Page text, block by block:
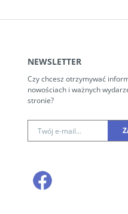
NEWSLETTER
Czy chcesz otrzymywać
nowościach i ważnych
stronie?